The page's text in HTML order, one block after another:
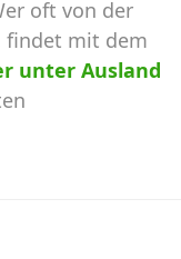
oft von der
findet mit dem
unter Ausland